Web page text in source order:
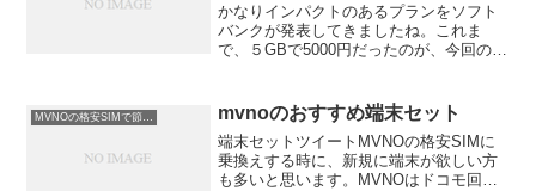
かなりインパクトのあるプランをソフト
バンクが発表してきましたね。これま
で、５GBで5000円だったのが、今回のギ
8000円で30GBのプランもあるようです。
MVNOの格安SIMで節約情報２ mvnoのおすすめ端末セット
端末セットツイートMVNOの格安SIMに
乗換えする時に、新規に端末が欲しい方
も多いと思います。MVNOはドコモ回線